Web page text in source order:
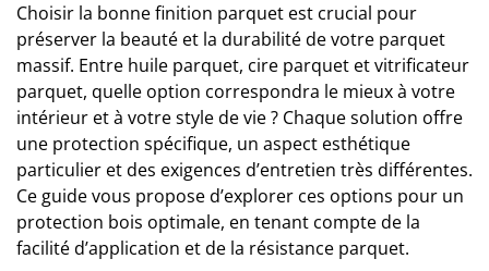
Choisir la bonne finition parquet est crucial pour
préserver la beauté et la durabilité de votre parquet
massif. Entre huile parquet, cire parquet et vitrificateur
parquet, quelle option correspondra le mieux à votre
intérieur et à votre style de vie ? Chaque solution offre
une protection spécifique, un aspect esthétique
particulier et des exigences d’entretien très différentes.
Ce guide vous propose d’explorer ces options pour un
protection bois optimale, en tenant compte de la
facilité d’application et de la résistance parquet.